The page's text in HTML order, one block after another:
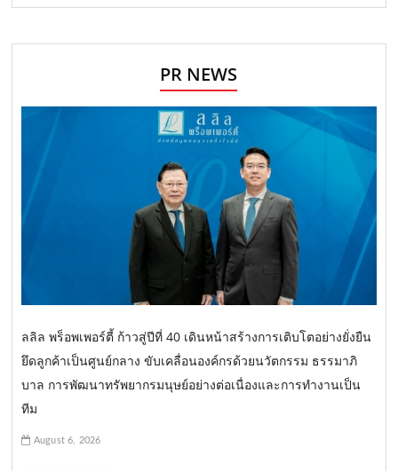
PR NEWS
ลลิล พร็อพเพอร์ตี้ ก้าวสู่ปีที่ 40 เดินหน้าสร้างการเติบโตอย่างยั่งยืน
ยึดลูกค้าเป็นศูนย์กลาง ขับเคลื่อนองค์กรด้วยนวัตกรรม ธรรมาภิ
บาล การพัฒนาทรัพยากรมนุษย์อย่างต่อเนื่องและการทำงานเป็น
ทีม
August 6, 2026